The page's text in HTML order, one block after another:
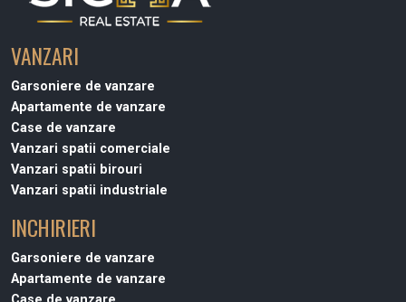
VANZARI
Garsoniere de vanzare
Apartamente de vanzare
Case de vanzare
Vanzari spatii comerciale
Vanzari spatii birouri
Vanzari spatii industriale
INCHIRIERI
Garsoniere de vanzare
Apartamente de vanzare